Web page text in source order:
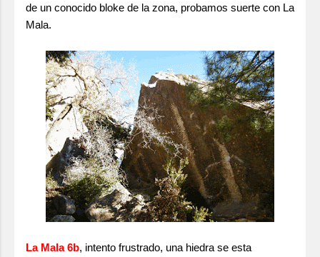
de un conocido bloke de la zona, probamos suerte con La
Mala.
La Mala 6b, intento frustrado, una hiedra se esta